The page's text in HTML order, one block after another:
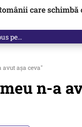
care
pe…
aşa ceva"
n-a